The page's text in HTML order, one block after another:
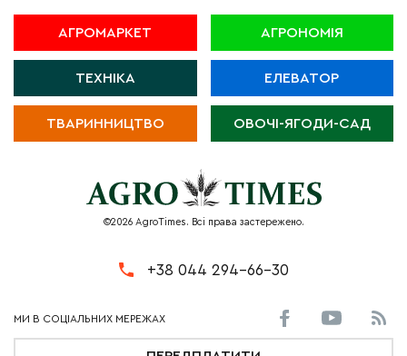
АГРОМАРКЕТ АГРОНОМІЯ
ТЕХНІКА ЕЛЕВАТОР
ТВАРИННИЦТВО ОВОЧІ-ЯГОДИ-САД
©2026 AgroTimes. Всі права застережено.
+38 044 294-66-30